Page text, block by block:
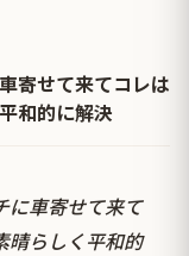
寄せて来てコレは
和的に解決
に車寄せて来て
らしく平和的